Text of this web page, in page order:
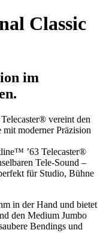
Classic
im
vereint den
mit moderner Präzision
’63 Telecaster®
Tele-Sound –
für Studio, Bühne
in der Hand und bietet
den Medium Jumbo
Bendings und